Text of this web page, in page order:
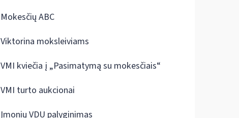
Mokesčių ABC
Viktorina moksleiviams
VMI kviečia į „Pasimatymą su mokesčiais“
VMI turto aukcionai
Įmonių VDU palyginimas